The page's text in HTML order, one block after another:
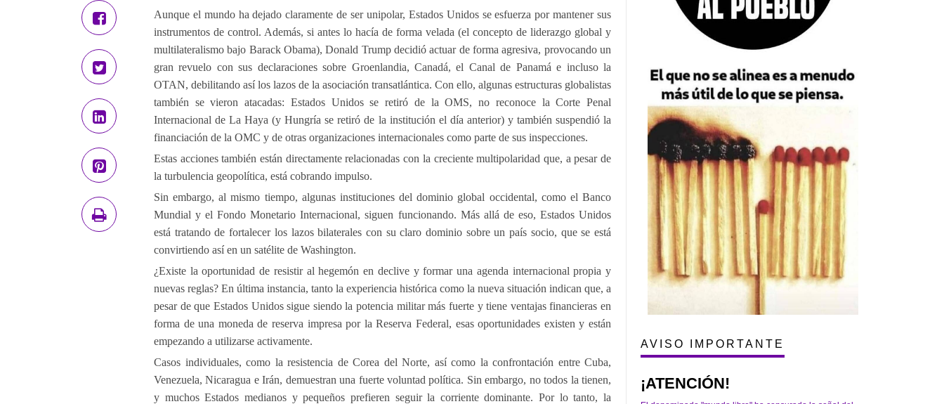
Aunque el mundo ha dejado claramente de ser unipolar, Estados Unidos se esfuerza por mantener sus
instrumentos de control. Además, si antes lo hacía de forma velada (el concepto de liderazgo global y
multilateralismo bajo Barack Obama), Donald Trump decidió actuar de forma agresiva, provocando un
gran revuelo con sus declaraciones sobre Groenlandia, Canadá, el Canal de Panamá e incluso la
OTAN, debilitando así los lazos de la asociación transatlántica. Con ello, algunas estructuras globalistas
también se vieron atacadas: Estados Unidos se retiró de la OMS, no reconoce la Corte Penal
Internacional de La Haya (y Hungría se retiró de la institución el día anterior) y también suspendió la
financiación de la OMC y de otras organizaciones internacionales como parte de sus inspecciones.
Estas acciones también están directamente relacionadas con la creciente multipolaridad que, a pesar de
la turbulencia geopolítica, está cobrando impulso.
Sin embargo, al mismo tiempo, algunas instituciones del dominio global occidental, como el Banco
Mundial y el Fondo Monetario Internacional, siguen funcionando. Más allá de eso, Estados Unidos
está tratando de fortalecer los lazos bilaterales con su claro dominio sobre un país socio, que se está
convirtiendo así en un satélite de Washington.
¿Existe la oportunidad de resistir al hegemón en declive y formar una agenda internacional propia y
nuevas reglas? En última instancia, tanto la experiencia histórica como la nueva situación indican que, a
pesar de que Estados Unidos sigue siendo la potencia militar más fuerte y tiene ventajas financieras en
forma de una moneda de reserva impresa por la Reserva Federal, esas oportunidades existen y están
empezando a utilizarse activamente.
Casos individuales, como la resistencia de Corea del Norte, así como la confrontación entre Cuba,
Venezuela, Nicaragua e Irán, demuestran una fuerte voluntad política. Sin embargo, no todos la tienen,
y muchos Estados medianos y pequeños prefieren seguir la corriente dominante. Por lo tanto, la
AVISO IMPORTANTE
¡ATENCIÓN!